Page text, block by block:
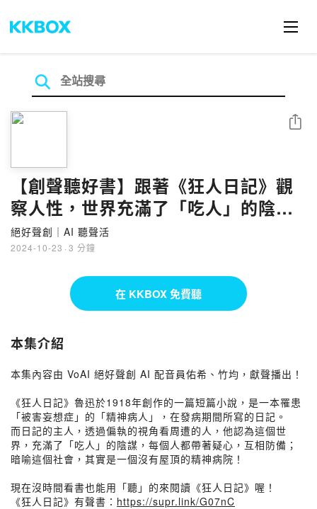
【創聲聽好書】跟著《狂人日記》觀
察人性，世界充滿了「吃人」的陰
謀！
絕好聲創｜AI 聽聲活
2024-10-23 · 3 分鐘
分享
在 KKBOX 免費聽
本集介紹
本集內容由 VoAI 絕好聲創 AI 配音員佑希、竹均，獻聲播出！
《狂人日記》魯迅於1918年創作的一篇短篇小說，是一本罹患
「被害妄想症」的「精神病人」，在發病期間所寫的日記。
而日記的主人，透過偏執的視角看周遭的人，他認為這個世
界，充滿了「吃人」的陰謀，每個人都帶著疑心，互相防備；
暗喻這個社會，其實是一個沒有屋頂的精神病院！
現在沒時間看書也能用「聽」的來閱讀《狂人日記》喔！
《狂人日記》有聲書： https://supr.link/G07nC